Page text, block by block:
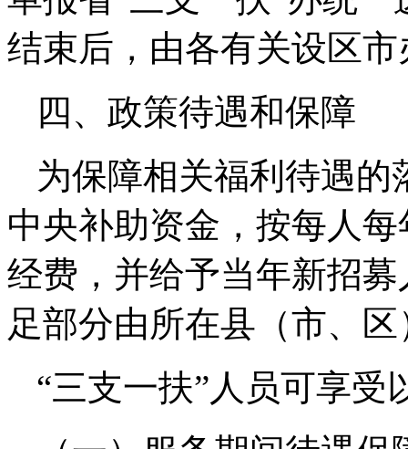
结束后，由各有关设区
四、政策待遇和保障
为保障相关福利待遇
中央补助资金，按每人
经费，并给予当年新招
足部分由所在县（市、
“三支一扶”人员可享受